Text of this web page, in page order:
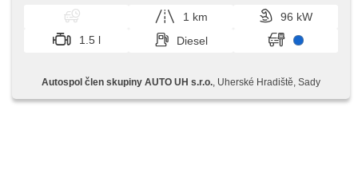
einstellbare Sitze, El. Klappspiegel, elektronická ruční brzda,
Uhr Spur, isofix, Handgetriebe, Multifunktionslenkrad,
Lenkrad einstellbar, Panoramadach, Fahrkamera, parkovací
senzory přední, parkovací senzory zadní, Antrieb 4x4,
Stabilitätsprogramm (ESP), Start-Stop System, Tempomat,
ukazatel rychlostního limitu (SLIF), Außenthermometer,
1 km
96 kW
1.5 l
Diesel
Autospol člen skupiny AUTO UH s.r.o. , Uherské Hradiště, Sady